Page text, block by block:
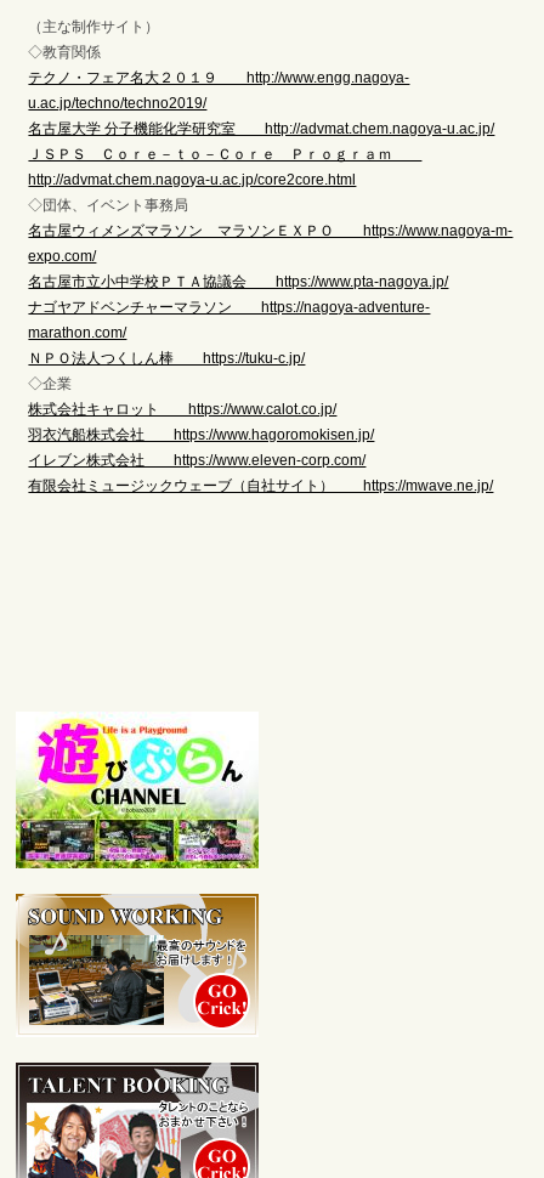
（主な制作サイト）
◇教育関係
テクノ・フェア名大２０１９ http://www.engg.nagoya-
u.ac.jp/techno/techno2019/
名古屋大学 分子機能化学研究室 http://advmat.chem.nagoya-u.ac.jp/
ＪＳＰＳ Ｃｏｒｅ－ｔｏ－Ｃｏｒｅ Ｐｒｏｇｒａｍ
http://advmat.chem.nagoya-u.ac.jp/core2core.html
◇団体、イベント事務局
名古屋ウィメンズマラソン マラソンＥＸＰＯ https://www.nagoya-m-
expo.com/
名古屋市立小中学校ＰＴＡ協議会 https://www.pta-nagoya.jp/
ナゴヤアドベンチャーマラソン https://nagoya-adventure-
marathon.com/
ＮＰＯ法人つくしん棒 https://tuku-c.jp/
◇企業
株式会社キャロット https://www.calot.co.jp/
羽衣汽船株式会社 https://www.hagoromokisen.jp/
イレブン株式会社 https://www.eleven-corp.com/
有限会社ミュージックウェーブ（自社サイト） https://mwave.ne.jp/